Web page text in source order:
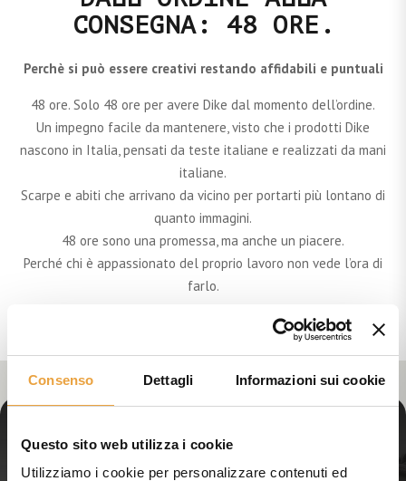
Consenso Dettagli Informazioni sui cookie
Questo sito web utilizza i cookie
Utilizziamo i cookie per personalizzare contenuti ed
CONSEGNA: 48 ORE.
Perchè si può essere creativi restando affidabili e puntuali
48 ore. Solo 48 ore per avere Dike dal momento dell’ordine.
Un impegno facile da mantenere, visto che i prodotti Dike
nascono in Italia, pensati da teste italiane e realizzati da mani
italiane.
Scarpe e abiti che arrivano da vicino per portarti più lontano di
quanto immagini.
48 ore sono una promessa, ma anche un piacere.
Perché chi è appassionato del proprio lavoro non vede l’ora di
farlo.
ISCRIVITI ALLA NEWSLETTER